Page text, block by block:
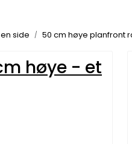
side 50 cm høye planfront
høye - et